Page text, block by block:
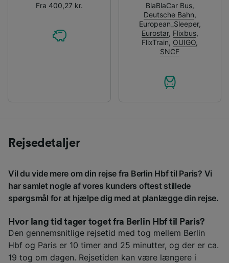
Fra 400,27 kr.
BlaBlaCar Bus,
Deutsche Bahn,
European_Sleeper,
Eurostar, Flixbus,
FlixTrain, OUIGO,
SNCF
Rejsedetaljer
Vil du vide mere om din rejse fra Berlin Hbf til Paris? Vi
har samlet nogle af vores kunders oftest stillede
spørgsmål for at hjælpe dig med at planlægge din rejse.
Hvor lang tid tager toget fra Berlin Hbf til Paris?
Den gennemsnitlige rejsetid med tog mellem Berlin
Hbf og Paris er 10 timer and 25 minutter, og der er ca.
19 tog om dagen. Rejsetiden kan være længere i